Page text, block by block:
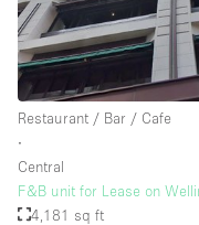
Restaurant / Bar / Cafe
∙
Central
F&B unit for Lease on
4,181 sq ft